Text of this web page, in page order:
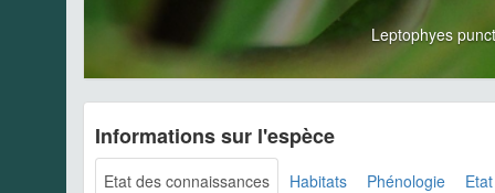
Leptophyes
Informations sur l'espèce
Etat des connaissances Habitats Phénologie